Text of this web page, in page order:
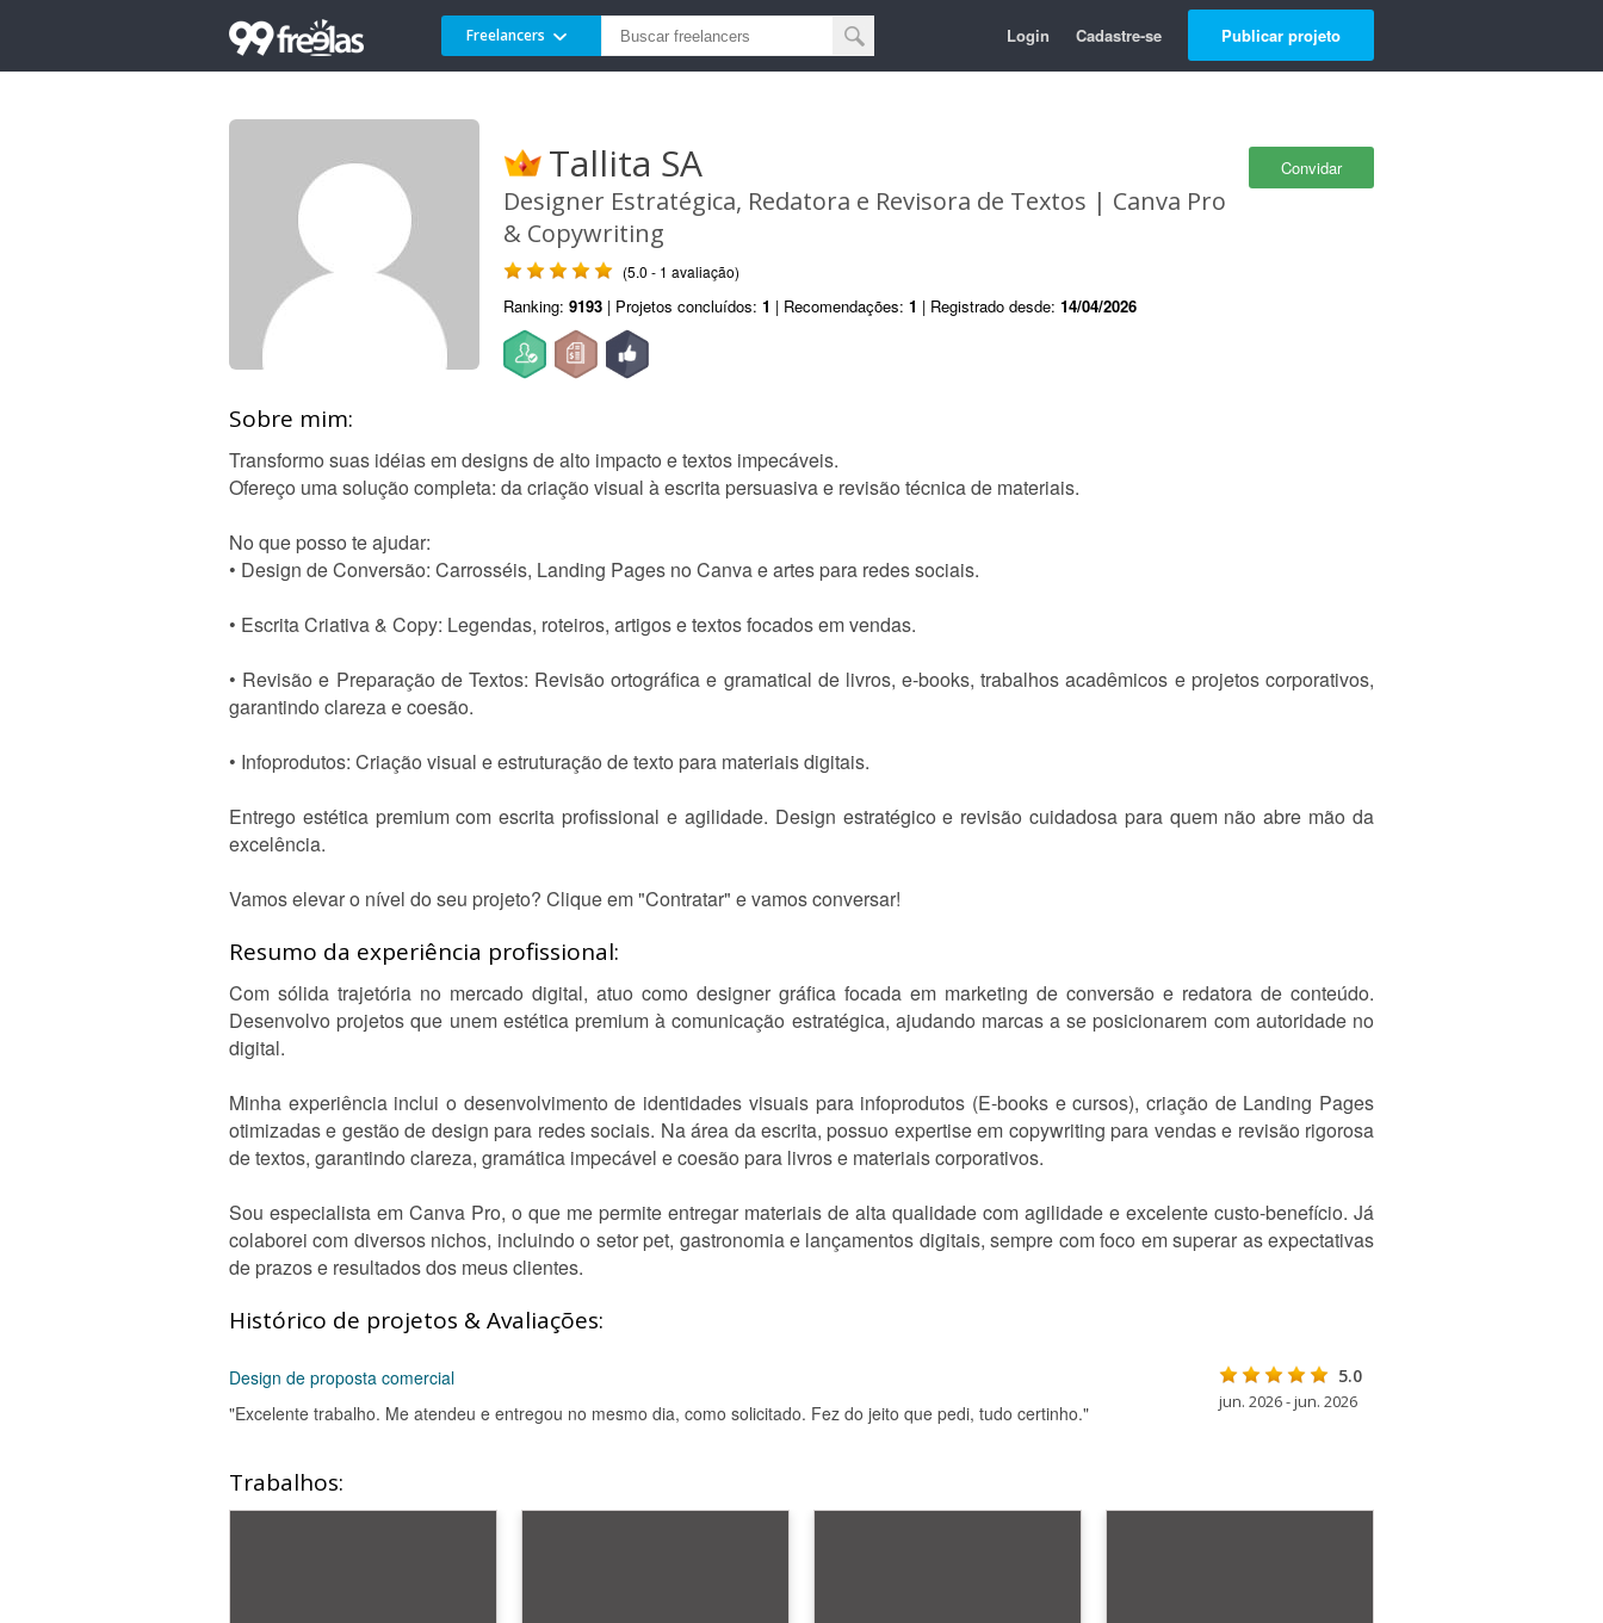
Freelancers Login Cadastre-se Publicar projeto
Convidar
Tallita SA
Designer Estratégica, Redatora e Revisora de Textos | Canva Pro
& Copywriting
(5.0 - 1 avaliação)
Ranking: 9193 | Projetos concluídos: 1 | Recomendações: 1 | Registrado desde: 14/04/2026
Sobre mim:
Transformo suas idéias em designs de alto impacto e textos impecáveis.
Ofereço uma solução completa: da criação visual à escrita persuasiva e revisão técnica de materiais.
No que posso te ajudar:
• Design de Conversão: Carrosséis, Landing Pages no Canva e artes para redes sociais.
• Escrita Criativa & Copy: Legendas, roteiros, artigos e textos focados em vendas.
• Revisão e Preparação de Textos: Revisão ortográfica e gramatical de livros, e-books, trabalhos acadêmicos e projetos corporativos,
garantindo clareza e coesão.
• Infoprodutos: Criação visual e estruturação de texto para materiais digitais.
Entrego estética premium com escrita profissional e agilidade. Design estratégico e revisão cuidadosa para quem não abre mão da
excelência.
Vamos elevar o nível do seu projeto? Clique em "Contratar" e vamos conversar!
Resumo da experiência profissional:
Com sólida trajetória no mercado digital, atuo como designer gráfica focada em marketing de conversão e redatora de conteúdo.
Desenvolvo projetos que unem estética premium à comunicação estratégica, ajudando marcas a se posicionarem com autoridade no
digital.
Minha experiência inclui o desenvolvimento de identidades visuais para infoprodutos (E-books e cursos), criação de Landing Pages
otimizadas e gestão de design para redes sociais. Na área da escrita, possuo expertise em copywriting para vendas e revisão rigorosa
de textos, garantindo clareza, gramática impecável e coesão para livros e materiais corporativos.
Sou especialista em Canva Pro, o que me permite entregar materiais de alta qualidade com agilidade e excelente custo-benefício. Já
colaborei com diversos nichos, incluindo o setor pet, gastronomia e lançamentos digitais, sempre com foco em superar as expectativas
de prazos e resultados dos meus clientes.
Histórico de projetos & Avaliações:
Design de proposta comercial
"Excelente trabalho. Me atendeu e entregou no mesmo dia, como solicitado. Fez do jeito que pedi, tudo certinho."
5.0
jun. 2026 - jun. 2026
Trabalhos: